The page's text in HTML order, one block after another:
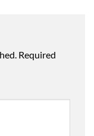
Required